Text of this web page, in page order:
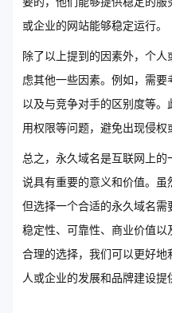
或企业的网站能够稳定运行。
除了以上提到的因素外，个
虑其他一些因素。例如，需
以及与竞争对手的区别度等
用权限等问题，避免出现侵权
总之，永久域名是互联网上
说具有重要的意义和价值。虽
但选择一个合适的永久域名
稳定性、可靠性、商业价值
合理的选择，我们可以更好
人或企业的发展和品牌建设提